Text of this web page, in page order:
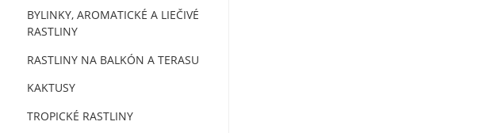
BYLINKY, AROMATICKÉ A LIEČIVÉ
RASTLINY
RASTLINY NA BALKÓN A TERASU
KAKTUSY
TROPICKÉ RASTLINY